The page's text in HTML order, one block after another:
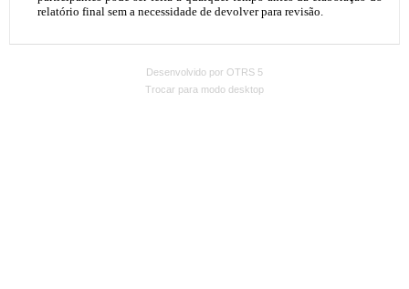
Desenvolvido por OTRS 5
Trocar para modo desktop